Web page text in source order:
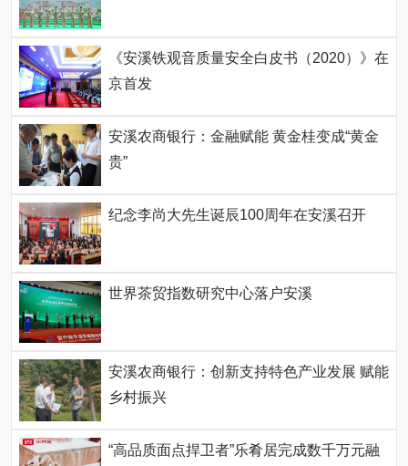
《安溪铁观音质量安全白皮书（2020）》在
京首发
安溪农商银行：金融赋能 黄金桂变成“黄金
贵”
纪念李尚大先生诞辰100周年在安溪召开
世界茶贸指数研究中心落户安溪
安溪农商银行：创新支持特色产业发展 赋能
乡村振兴
“高品质面点捍卫者”乐肴居完成数千万元融